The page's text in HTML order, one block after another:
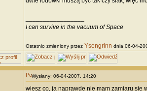
I can survive in the vacuum of Space
Ostatnio zmieniony przez Ysengrinn dnia 06-04-
Wysłany: 06-04-2007, 14:20
wiesz co, ja naprawde nie mam zamiaru sie